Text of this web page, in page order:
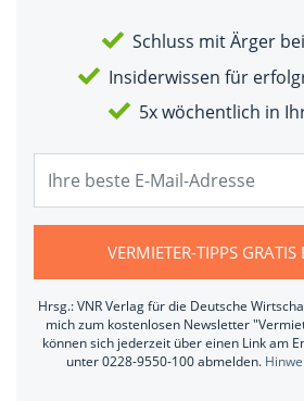
Schluss mit Ärger
Insiderwissen für
5x wöchentlich in
VERMIETER-TIPPS GRATIS
Hrsg.: VNR Verlag für die Deutsche
mich zum kostenlosen Newsletter
können sich jederzeit über einen Link am
unter 0228-9550-100 abmelden.